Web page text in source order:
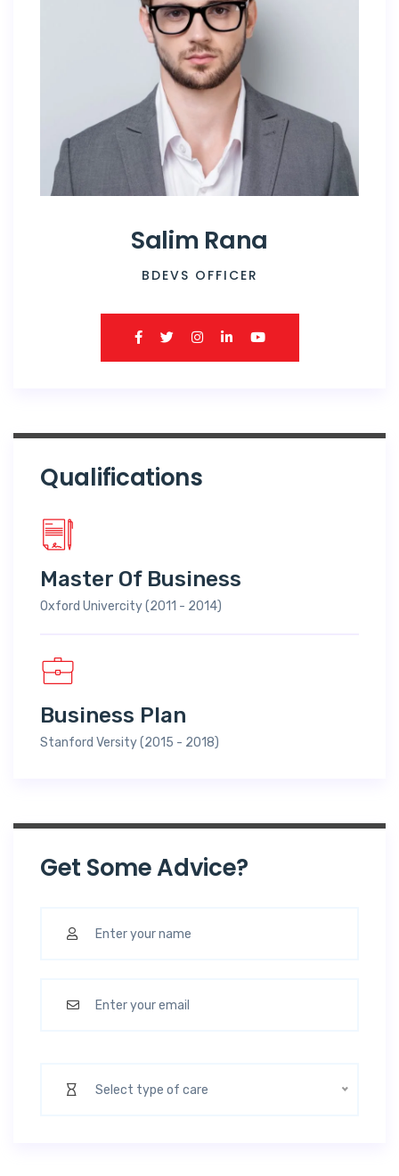
Salim Rana
BDEVS OFFICER
Qualifications
Master Of Business
Oxford Univercity (2011 - 2014)
Business Plan
Stanford Versity (2015 - 2018)
Get Some Advice?
Select type of care